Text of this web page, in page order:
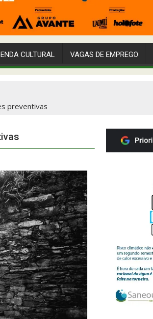
CULTURAL VAGAS DE EMPREGO
preventivas